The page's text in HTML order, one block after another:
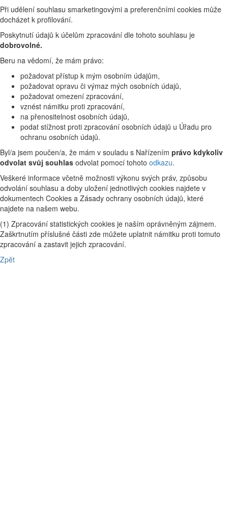
Při udělení souhlasu smarketingovými a preferenčními cookies může
docházet k profilování.
Poskytnutí údajů k účelům zpracování dle tohoto souhlasu je
dobrovolné.
Beru na vědomí, že mám právo:
požadovat přístup k mým osobním údajům,
požadovat opravu či výmaz mých osobních údajů,
požadovat omezení zpracování,
vznést námitku proti zpracování,
na přenositelnost osobních údajů,
podat stížnost proti zpracování osobních údajů u Úřadu pro
ochranu osobních údajů.
Byl/a jsem poučen/a, že mám v souladu s Nařízením právo kdykoliv
odvolat svůj souhlas odvolat pomocí tohoto odkazu.
Veškeré informace včetně možnosti výkonu svých práv, způsobu
odvolání souhlasu a doby uložení jednotlivých cookies najdete v
dokumentech Cookies a Zásady ochrany osobních údajů, které
najdete na našem webu.
(1) Zpracování statistických cookies je naším oprávněným zájmem.
Zaškrtnutím příslušné části zde můžete uplatnit námitku proti tomuto
zpracování a zastavit jejich zpracování.
Zpět